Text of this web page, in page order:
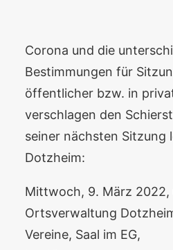
Corona und die
Bestimmungen für
öffentlicher bzw. in
verschlagen den
seiner nächsten Sitzung
Dotzheim:
Mittwoch, 9. März 2022,
Ortsverwaltung
Vereine, Saal im EG,